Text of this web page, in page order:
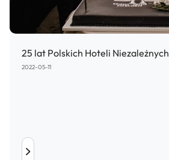
25 lat Polskich Hoteli Niezależnych
2022-05-11